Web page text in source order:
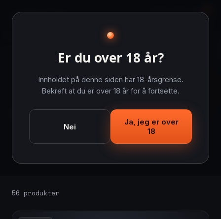
Er du over 18 år?
Innholdet på denne siden har 18-årsgrense.
Bekreft at du er over 18 år for å fortsette.
Nei
Ja, jeg er over
18
ecigge
Tanker
Tanker
Tanker og clearomizere i alle størrelser — fra
stramme MTL-tanker til store sub-ohm tanker.
56 produkter